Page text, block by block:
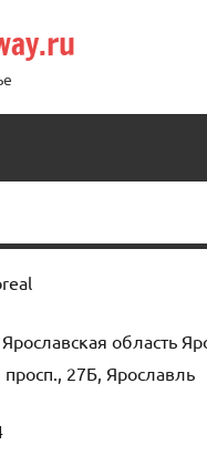
область
27Б, Ярославль